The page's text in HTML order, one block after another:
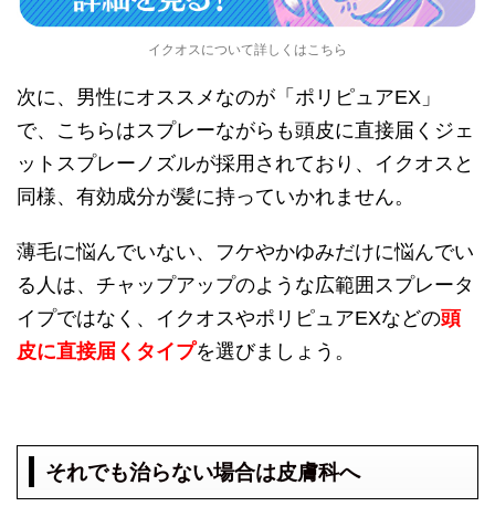
イクオスについて詳しくはこちら
次に、男性にオススメなのが「ポリピュアEX」
で、こちらはスプレーながらも頭皮に直接届くジェ
ットスプレーノズルが採用されており、イクオスと
同様、有効成分が髪に持っていかれません。
薄毛に悩んでいない、フケやかゆみだけに悩んでい
る人は、チャップアップのような広範囲スプレータ
イプではなく、イクオスやポリピュアEXなどの頭
皮に直接届くタイプを選びましょう。
それでも治らない場合は皮膚科へ